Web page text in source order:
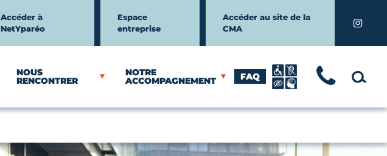
Accéder à
NetYparéo
Espace
entreprise
Accéder au site de la
CMA
NOUS
RENCONTRER
NOTRE
ACCOMPAGNEMENT FAQ